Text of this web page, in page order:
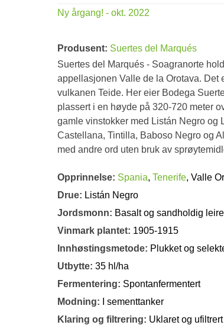
Ny årgang! - okt. 2022
Produsent: Suertes del Marqués
Suertes del Marqués - Soagranorte
appellasjonen Valle de la Orotava.
vulkanen Teide. Her eier Bodega
plassert i en høyde på 320-720 meter
gamle vinstokker med Listán Negro og
Castellana, Tintilla, Baboso Negro og
med andre ord uten bruk av
Opprinnelse: Spania, Tenerife, Valle
Drue: Listán Negro
Jordsmonn: Basalt og sandholdig leire
Vinmark plantet: 1905-1915
Innhøstingsmetode: Plukket og
Utbytte: 35 hl/ha
Fermentering: Spontanfermentert
Modning:
I sementtanker
Klaring og filtrering: Uklaret og ufiltrert